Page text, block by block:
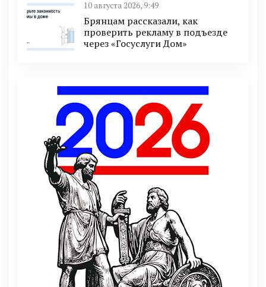
10 августа 2026, 9:49
Брянцам рассказали, как
проверить рекламу в подъезде
через «Госуслуги Дом»